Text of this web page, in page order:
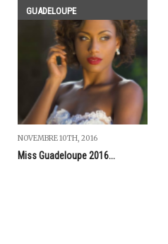
GUADELOUPE
NOVEMBRE 10TH, 2016
Miss Guadeloupe 2016...